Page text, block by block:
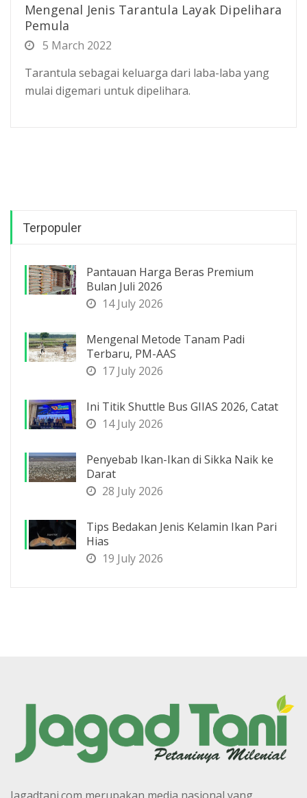
Mengenal Jenis Tarantula Layak Dipelihara
Pemula
5 March 2022
Tarantula sebagai keluarga dari laba-laba yang
mulai digemari untuk dipelihara.
Terpopuler
Pantauan Harga Beras Premium
Bulan Juli 2026
14 July 2026
Mengenal Metode Tanam Padi
Terbaru, PM-AAS
17 July 2026
Ini Titik Shuttle Bus GIIAS 2026, Catat
14 July 2026
Penyebab Ikan-Ikan di Sikka Naik ke
Darat
28 July 2026
Tips Bedakan Jenis Kelamin Ikan Pari
Hias
19 July 2026